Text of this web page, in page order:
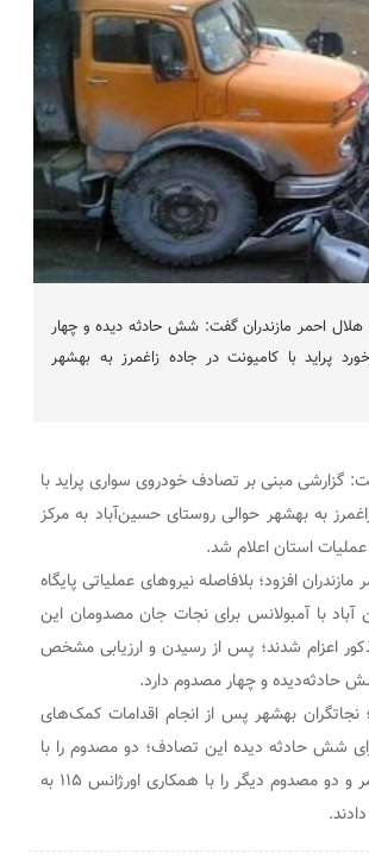
احمر مازندران گفت: شش حادثه دیده و چهار
پراید با کامیونت در جاده زاغمرز به بهشهر
گزارشی مبنی بر تصادف خودروی سواری پراید با
به بهشهر حوالی روستای حسین‌آباد به مرکز
استان اعلام شد.
افزود؛ بلافاصله نیروهای عملیاتی پایگاه
با آمبولانس برای نجات جان مصدومان این
اعزام شدند؛ پس از رسیدن و ارزیابی مشخص
حادثه‌دیده و چهار مصدوم دارد.
نجاتگران بهشهر پس از انجام اقدامات کمک‌های
شش حادثه دیده این تصادف؛ دو مصدوم را با
آمبولانس هلال‌احمر و دو مصدوم دیگر را با همکاری اورژانس ۱۱۵ به